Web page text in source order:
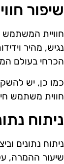
שיפור
נגיש, מהיר
הכרחי בעולם
חווית משתמש
ניתוח
שיעור ההמרה,